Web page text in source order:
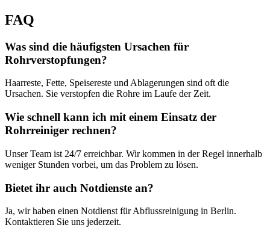
FAQ
Was sind die häufigsten Ursachen für
Rohrverstopfungen?
Haarreste, Fette, Speisereste und Ablagerungen sind oft die
Ursachen. Sie verstopfen die Rohre im Laufe der Zeit.
Wie schnell kann ich mit einem Einsatz der
Rohrreiniger rechnen?
Unser Team ist 24/7 erreichbar. Wir kommen in der Regel innerhalb
weniger Stunden vorbei, um das Problem zu lösen.
Bietet ihr auch Notdienste an?
Ja, wir haben einen Notdienst für Abflussreinigung in Berlin.
Kontaktieren Sie uns jederzeit.